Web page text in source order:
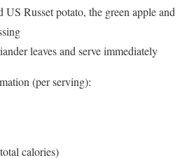
US Russet potato, the green apple and
leaves and serve immediately
(per serving):
calories)